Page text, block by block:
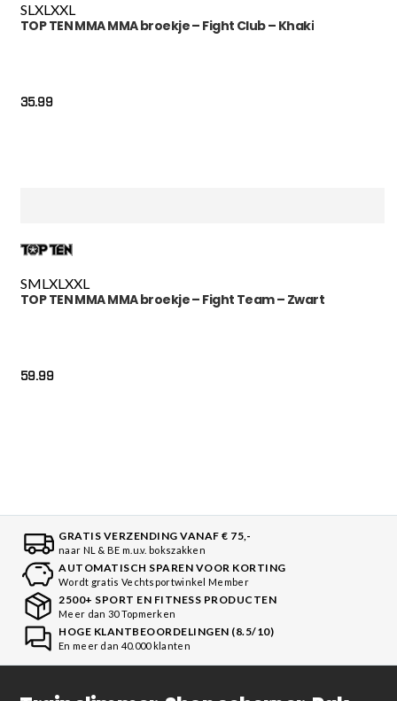
SLXLXXL
TOP TEN MMA MMA broekje – Fight Club – Khaki
35.99
SML XL XXL
TOP TEN MMA MMA broekje – Fight Team – Zwart
59.99
GRATIS VERZENDING VANAF € 75,-
naar NL & BE m.u.v. bokszakken
AUTOMATISCH SPAREN VOOR KORTING
Wordt gratis Vechtsportwinkel Member
2500+ SPORT EN FITNESS PRODUCTEN
Meer dan 30 Topmerken
HOGE KLANTBEOORDELINGEN (8.5/10)
En meer dan 40.000 klanten